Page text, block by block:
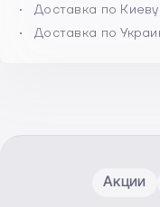
Доставка по Киеву
Доставка по
Акции